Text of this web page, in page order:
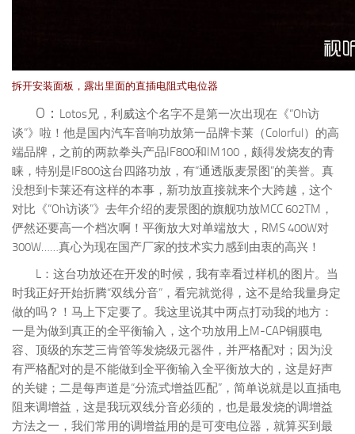
拆开安装面板，露出里面的直插电阻式电位器
O： Lotos兄，利威这个名字不是第一次出现在《“Oh访
谈”》啦！他是国内汽车音响功放第一品牌卡莱（Colorful）的高
端品牌，之前的两款拳头产品IF800和IM100，颇得发烧友的青
睐，特别是IF800这台四路功放，有“通透版麦景图”的美誉。真
没想到卡莱还有这样的本事，新功放直接就来个大跨越，这个
对比《“Oh访谈”》去年介绍的麦景图的旗舰功放MCC 602TM，
俨然还要高一个档次啊！平衡放大对单端放大，RMS 400W对
300W……真心为现在国产厂家的技术实力感到由衷的高兴！
L：这台功放还在开发的时候，我有幸看过样机的图片。当
时我正好开始折腾“双线分音”，看完就觉得，这不是给我量身定
做的吗？！马上下定要了。我这里说其中两点打动我的地方：
一是为做到真正的全平衡输入，这个功放用上M-CAP铜膜电
容、顶级的东芝三肯管等发烧级元器件，并严格配对；因为没
有严格配对的是不能做到全平衡输入全平衡放大的，这是好声
的关键；二是每声道是“分流式增益匹配”，简单说就是以直插电
阻来调增益，这是我玩双线分音必须的，也是最发烧的调增益
方法之一，我们常用的调增益用的是可变电位器，就算买到最